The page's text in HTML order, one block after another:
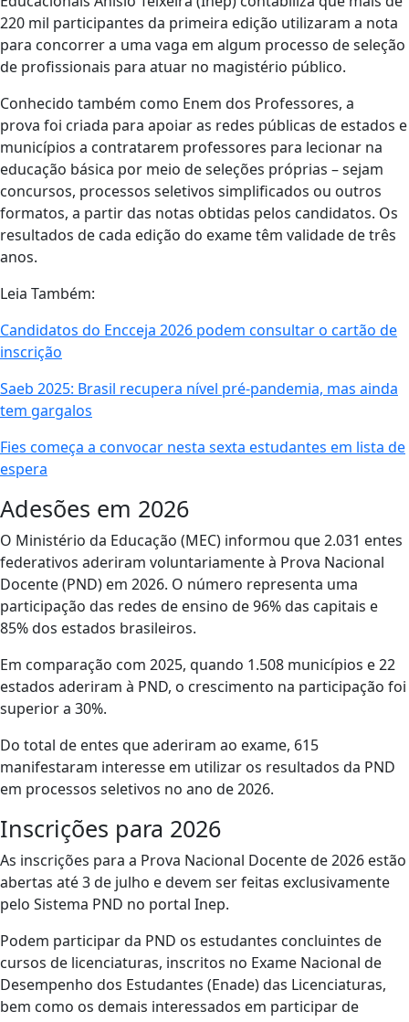
220 mil participantes da primeira edição utilizaram a nota
para concorrer a uma vaga em algum processo de seleção
de profissionais para atuar no magistério público.
Conhecido também como Enem dos Professores, a
prova foi criada para apoiar as redes públicas de estados e
municípios a contratarem professores para lecionar na
educação básica por meio de seleções próprias – sejam
concursos, processos seletivos simplificados ou outros
formatos, a partir das notas obtidas pelos candidatos. Os
resultados de cada edição do exame têm validade de três
anos.
Leia Também:
Candidatos do Encceja 2026 podem consultar o cartão de
inscrição
Saeb 2025: Brasil recupera nível pré-pandemia, mas ainda
tem gargalos
Fies começa a convocar nesta sexta estudantes em lista de
espera
Adesões em 2026
O Ministério da Educação (MEC) informou que 2.031 entes
federativos aderiram voluntariamente à Prova Nacional
Docente (PND) em 2026. O número representa uma
participação das redes de ensino de 96% das capitais e
85% dos estados brasileiros.​​
​Em comparação com 2025, quando 1.508 municípios e 22
estados aderiram à PND, o crescimento na participação foi
superior a 30%.
Do total de entes que aderiram ao exame, 615
manifestaram interesse em utilizar os resultados da PND
em processos seletivos no ano de 2026.
Inscrições para 2026
As inscrições para a Prova Nacional Docente de 2026 estão
abertas até 3 de julho e devem ser feitas exclusivamente
pelo Sistema PND no portal Inep.
Podem participar da PND os estudantes concluintes de
cursos de licenciaturas, inscritos no Exame Nacional de
Desempenho dos Estudantes (Enade) das Licenciaturas,
bem como os demais interessados em participar de